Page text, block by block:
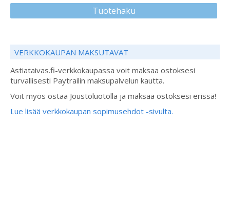
Tuotehaku
VERKKOKAUPAN MAKSUTAVAT
Astiataivas.fi-verkkokaupassa voit maksaa ostoksesi
turvallisesti Paytrailin maksupalvelun kautta.
Voit myös ostaa Joustoluotolla ja maksaa ostoksesi erissä!
Lue lisää verkkokaupan sopimusehdot -sivulta.